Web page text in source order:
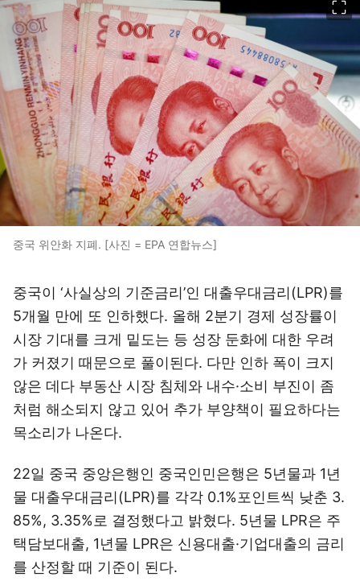
중국 위안화 지폐. [사진 = EPA 연합뉴스]
중국이 ‘사실상의 기준금리’인 대출우대금리(LPR)를
5개월 만에 또 인하했다. 올해 2분기 경제 성장률이
시장 기대를 크게 밑도는 등 성장 둔화에 대한 우려
가 커졌기 때문으로 풀이된다. 다만 인하 폭이 크지
않은 데다 부동산 시장 침체와 내수·소비 부진이 좀
처럼 해소되지 않고 있어 추가 부양책이 필요하다는
목소리가 나온다.
22일 중국 중앙은행인 중국인민은행은 5년물과 1년
물 대출우대금리(LPR)를 각각 0.1%포인트씩 낮춘 3.
85%, 3.35%로 결정했다고 밝혔다. 5년물 LPR은 주
택담보대출, 1년물 LPR은 신용대출·기업대출의 금리
를 산정할 때 기준이 된다.